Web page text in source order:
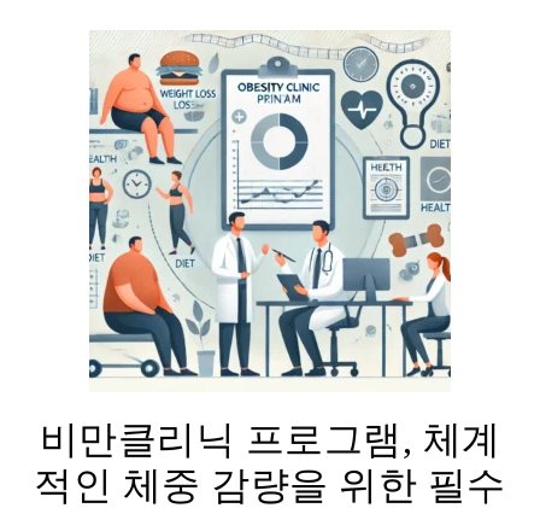
비만클리닉 프로그램, 체계
적인 체중 감량을 위한 필수